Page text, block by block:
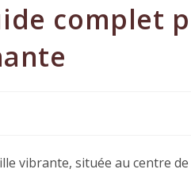
complet
vibrante, située au centre